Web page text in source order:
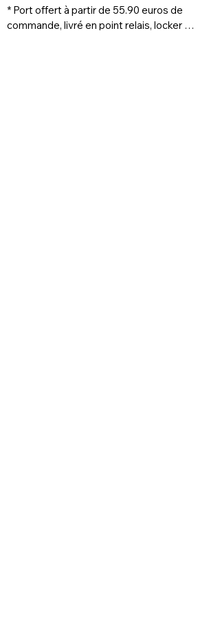
* Port offert à partir de 55.90 euros de
commande, livré en point relais, locker